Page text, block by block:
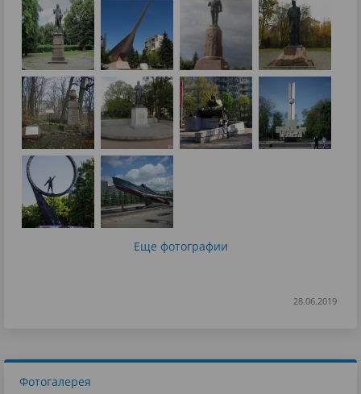
Еще фотографии
28.06.2019
Фотогалерея